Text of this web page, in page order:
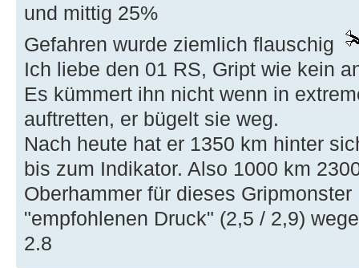
und mittig 25%
Gefahren wurde ziemlich flauschig
Ich liebe den 01 RS, Gript wie kein
Es kümmert ihn nicht wenn in
auftretten, er bügelt sie weg.
Nach heute hat er 1350 km hinter
bis zum Indikator. Also 1000 km
Oberhammer für dieses
"empfohlenen Druck" (2,5 / 2,9)
2.8